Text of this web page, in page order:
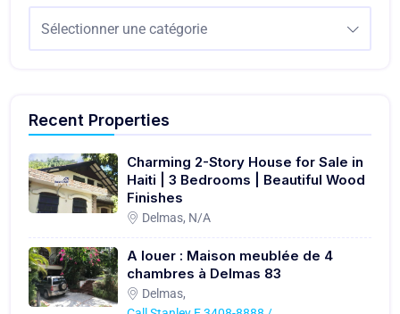
Sélectionner une catégorie
Recent Properties
Charming 2-Story House for Sale in
Haiti | 3 Bedrooms | Beautiful Wood
Finishes
Delmas, N/A
A louer : Maison meublée de 4
chambres à Delmas 83
Delmas,